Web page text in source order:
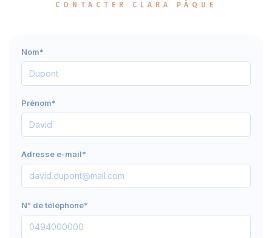
CONTACTER CLARA PÂQUE
Nom*
Prénom*
Adresse e-mail*
N° de téléphone*